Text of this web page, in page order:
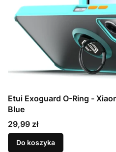
Etui Exoguard O-Ring -
Blue
Cena
29,99 zł
Do koszyka